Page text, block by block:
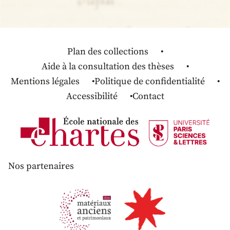
Plan des collections
Aide à la consultation des thèses
Mentions légales
Politique de confidentialité
Accessibilité
Contact
Nos partenaires